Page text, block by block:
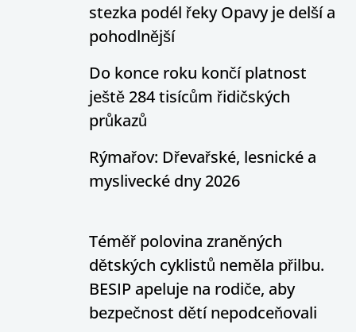
stezka podél řeky Opavy je delší a
pohodlnější
Do konce roku končí platnost
ještě 284 tisícům řidičských
průkazů
Rýmařov: Dřevařské, lesnické a
myslivecké dny 2026
Téměř polovina zraněných
dětských cyklistů neměla přilbu.
BESIP apeluje na rodiče, aby
bezpečnost dětí nepodceňovali